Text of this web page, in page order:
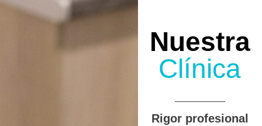
Nuestra
Clínica
Rigor profesional